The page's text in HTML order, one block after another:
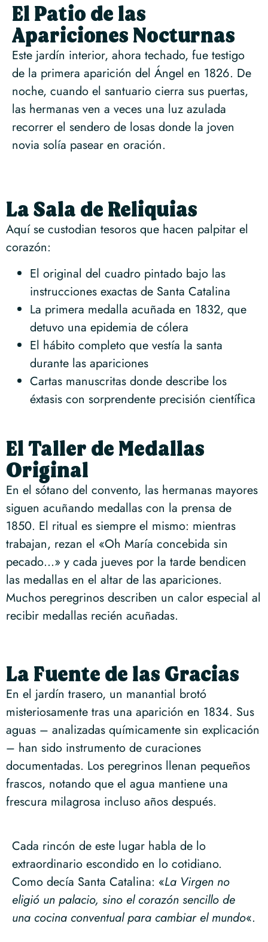
El Patio de las
Apariciones Nocturnas
Este jardín interior, ahora techado, fue testigo
de la primera aparición del Ángel en 1826. De
noche, cuando el santuario cierra sus puertas,
las hermanas ven a veces una luz azulada
recorrer el sendero de losas donde la joven
novia solía pasear en oración.
La Sala de Reliquias
Aquí se custodian tesoros que hacen palpitar el
corazón:
El original del cuadro pintado bajo las
instrucciones exactas de Santa Catalina
La primera medalla acuñada en 1832, que
detuvo una epidemia de cólera
El hábito completo que vestía la santa
durante las apariciones
Cartas manuscritas donde describe los
éxtasis con sorprendente precisión científica
El Taller de Medallas
Original
En el sótano del convento, las hermanas mayores
siguen acuñando medallas con la prensa de
1850. El ritual es siempre el mismo: mientras
trabajan, rezan el «Oh María concebida sin
pecado…» y cada jueves por la tarde bendicen
las medallas en el altar de las apariciones.
Muchos peregrinos describen un calor especial al
recibir medallas recién acuñadas.
La Fuente de las Gracias
En el jardín trasero, un manantial brotó
misteriosamente tras una aparición en 1834. Sus
aguas – analizadas químicamente sin explicación
– han sido instrumento de curaciones
documentadas. Los peregrinos llenan pequeños
frascos, notando que el agua mantiene una
frescura milagrosa incluso años después.
Cada rincón de este lugar habla de lo
extraordinario escondido en lo cotidiano.
Como decía Santa Catalina: «La Virgen no
eligió un palacio, sino el corazón sencillo de
una cocina conventual para cambiar el mundo«.